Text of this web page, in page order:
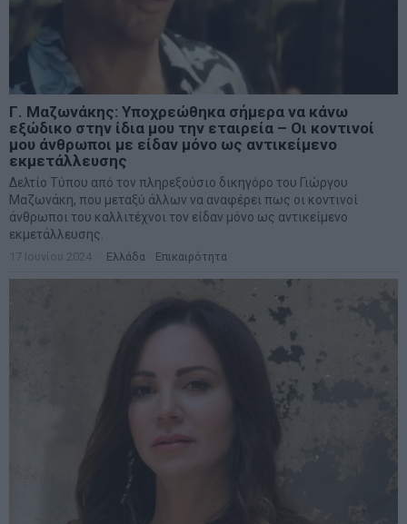
Γ. Μαζωνάκης: Υποχρεώθηκα σήμερα να κάνω
εξώδικο στην ίδια μου την εταιρεία – Οι κοντινοί
μου άνθρωποι με είδαν μόνο ως αντικείμενο
εκμετάλλευσης
Δελτίο Τύπου από τον πληρεξούσιο δικηγόρο του Γιώργου
Μαζωνάκη, που μεταξύ άλλων να αναφέρει πως οι κοντινοί
άνθρωποι του καλλιτέχνοι τον είδαν μόνο ως αντικείμενο
εκμετάλλευσης.
17 Ιουνίου 2024 Ελλάδα Επικαιρότητα